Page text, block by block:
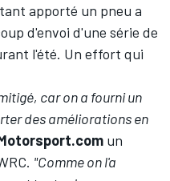
apporté un pneu a
d'envoi d'une série de
l'été. Un effort qui
car on a fourni un
des améliorations en
un
"Comme on l'a